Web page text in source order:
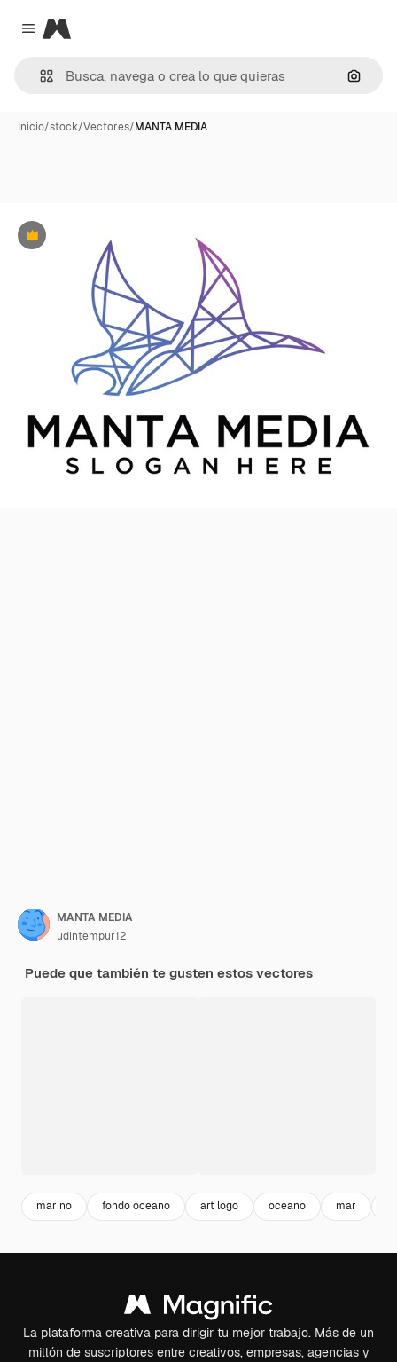
Close menu
Magnific
Inicio/stock/Vectores/MANTA MEDIA
Premium
MANTA MEDIA
udintempur12
Puede que también te gusten estos vectores
marino fondo oceano art logo oceano mar
La plataforma creativa para dirigir tu mejor trabajo. Más de un
millón de suscriptores entre creativos, empresas, agencias y